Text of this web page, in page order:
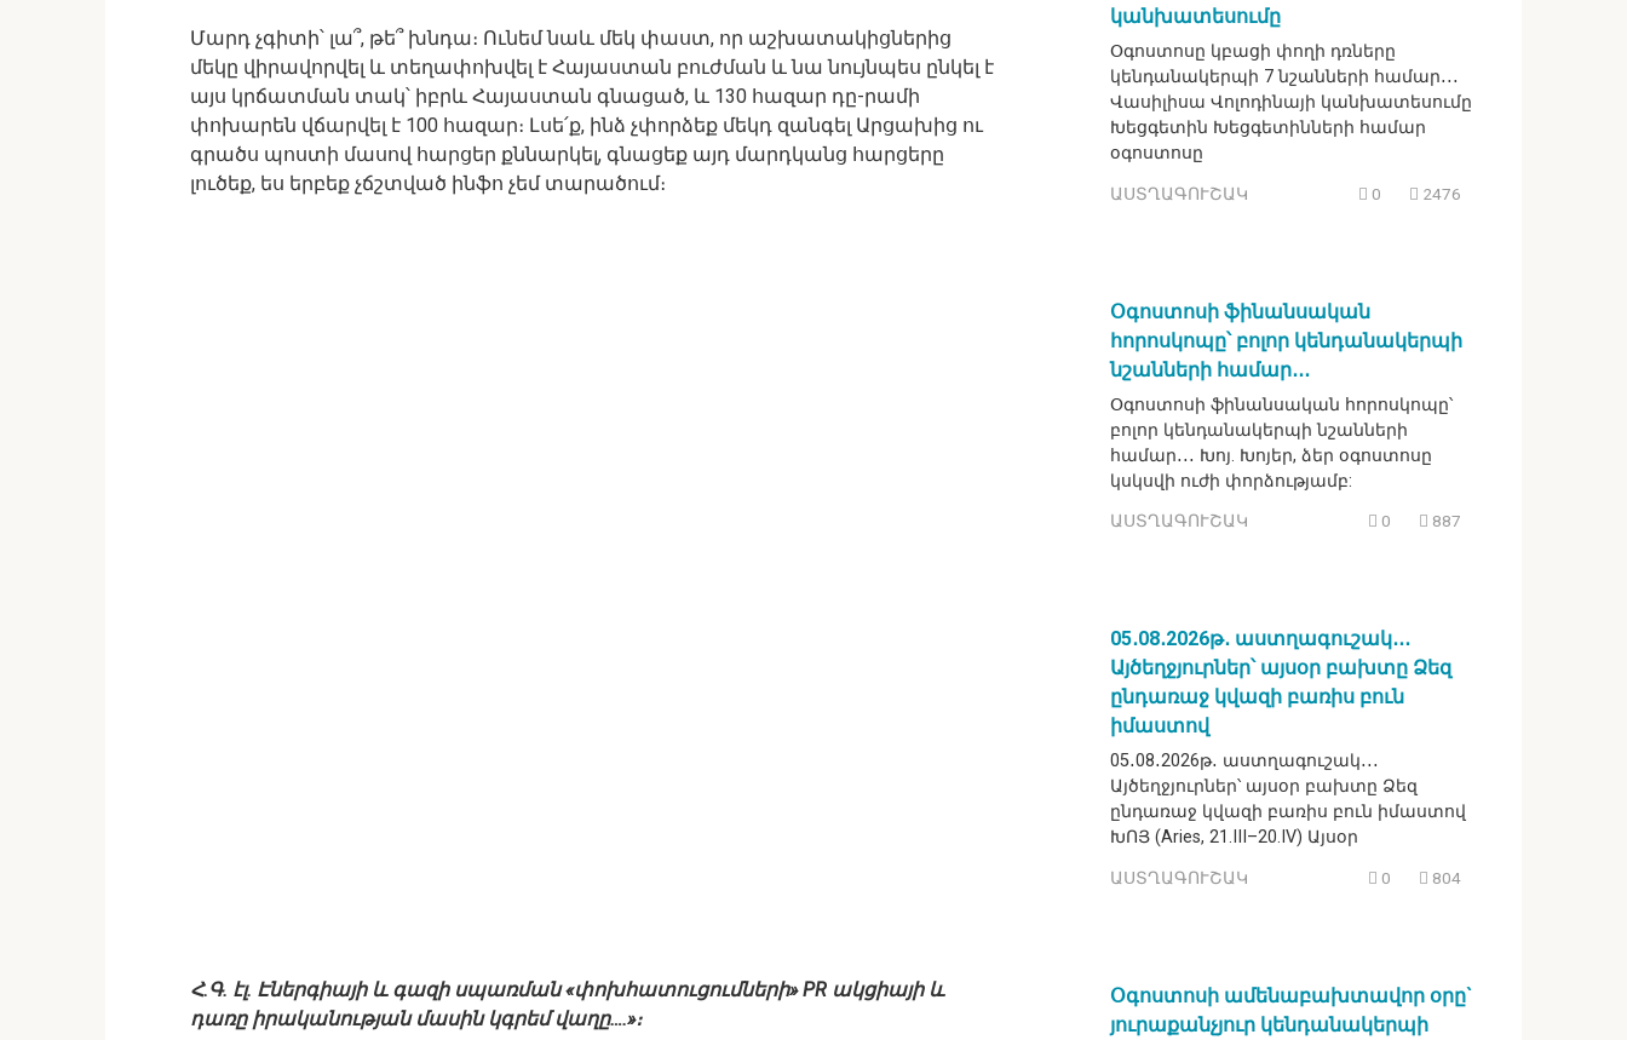
Մարդ չգիտի՝ լա՞, թե՞ խնդա։ Ունեմ նաև մեկ փաստ, որ աշխատակիցներից
մեկը վիրավորվել և տեղափոխվել է Հայաստան բուժման և նա նույնպես ընկել է
այս կրճատման տակ՝ իբրև Հայաստան գնացած, և 130 հազար դը-րամի
փոխարեն վճարվել է 100 հազար։ Լսե՛ք, ինձ չփորձեք մեկդ զանգել Արցախից ու
գրածս պոստի մասով հարցեր քննարկել, գնացեք այդ մարդկանց հարցերը
լուծեք, ես երբեք չճշտված ինֆո չեմ տարածում։
Հ.Գ. էլ. Էներգիայի և գազի սպառման «փոխհատուցումների» PR ակցիայի և
դառը իրականության մասին կգրեմ վաղը….»։
կանխատեսումը
Օգոստոսը կբացի փողի դռները
կենդանակերպի 7 նշանների համար․․․
Վասիլիսա Վոլոդինայի կանխատեսումը
Խեցգետին Խեցգետինների համար
օգոստոսը
ԱՍՏՂԱԳՈՒՇԱԿ 0 2476
Օգոստոսի ֆինանսական
հորոսկոպը՝ բոլոր կենդանակերպի
նշանների համար․․․
Օգոստոսի ֆինանսական հորոսկոպը՝
բոլոր կենդանակերպի նշանների
համար․․․ Խոյ. Խոյեր, ձեր օգոստոսը
կսկսվի ուժի փորձությամբ:
ԱՍՏՂԱԳՈՒՇԱԿ 0 887
05․08․2026թ․ աստղագուշակ․․․
Այծեղջյուրներ՝ այսօր բախտը Ձեզ
ընդառաջ կվազի բառիս բուն
իմաստով
05․08․2026թ․ աստղագուշակ․․․
Այծեղջյուրներ՝ այսօր բախտը Ձեզ
ընդառաջ կվազի բառիս բուն իմաստով
ԽՈՅ (Aries, 21.III–20.IV) Այսօր
ԱՍՏՂԱԳՈՒՇԱԿ 0 804
Օգոստոսի ամենաբախտավոր օրը`
յուրաքանչյուր կենդանակերպի